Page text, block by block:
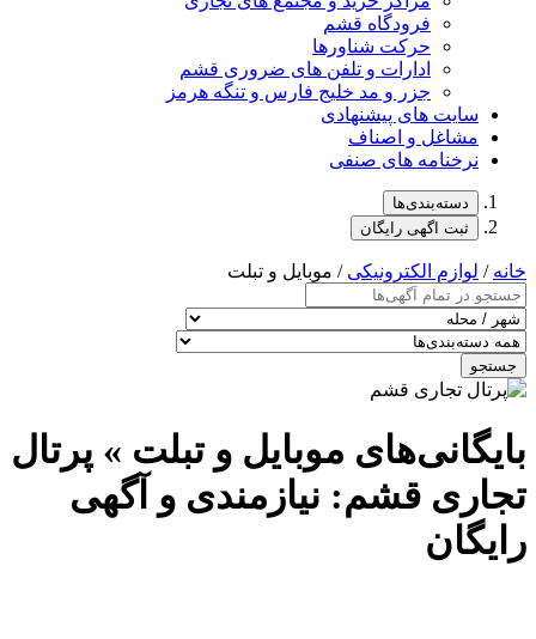
فرودگاه قشم
حرکت شناورها
ادارات و تلفن های ضروری قشم
جزر و مد خلیج فارس و تنگه هرمز
سایت های پیشنهادی
مشاغل و اصناف
نرخنامه های صنفی
دسته‌بندی‌ها
ثبت اگهی رایگان
خانه / لوازم الکترونیکی / موبایل و تبلت
جستجو
بایگانی‌های موبایل و تبلت » پرتال
تجاری قشم: نیازمندی و آگهی
رایگان